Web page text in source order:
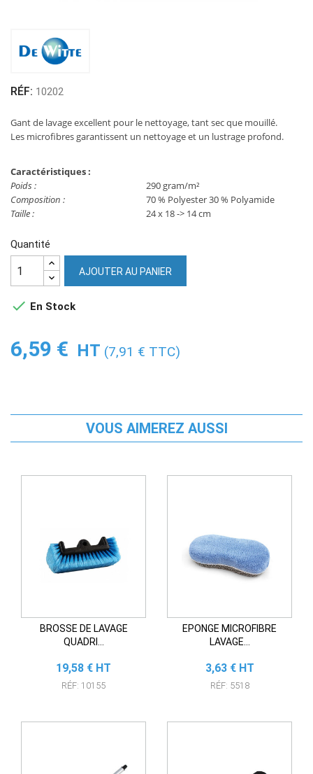
RÉF: 10202
Gant de lavage excellent pour le nettoyage, tant sec que mouillé.
Les microfibres garantissent un nettoyage et un lustrage profond.
Caractéristiques :
Poids :
290 gram/m²
Composition :
70 % Polyester 30 % Polyamide
Taille :
24 x 18 -> 14 cm
Quantité
AJOUTER AU PANIER
 En Stock
6,59 € HT (7,91 € TTC)
VOUS AIMEREZ AUSSI
BROSSE DE LAVAGE
QUADRI...
Prix
19,58 € HT
RÉF: 10155
EPONGE MICROFIBRE
LAVAGE...
Prix
3,63 € HT
RÉF: 5518